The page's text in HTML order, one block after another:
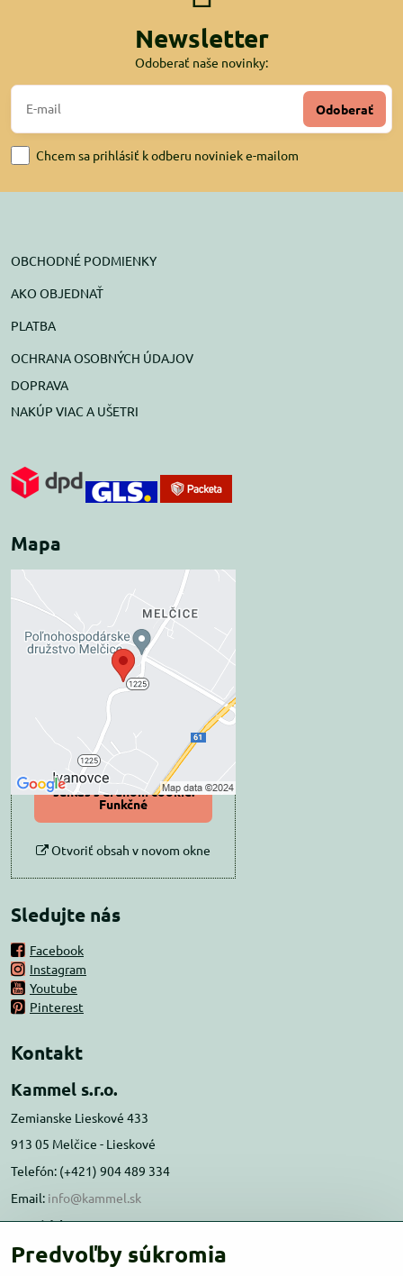
Newsletter
Odoberať naše novinky:
Odoberať
Chcem sa prihlásiť k odberu noviniek e-mailom
OBCHODNÉ PODMIENKY
AKO OBJEDNAŤ
PLATBA
OCHRANA OSOBNÝCH ÚDAJOV
DOPRAVA
NAKÚP VIAC A UŠETRI
Mapa
Externý obsah je
blokovaný Voľbami
súkromia
Prajete si načítať externý obsah?
Povoliť tentokrát
Povoliť a zapamätať -
súhlas s druhom cookie:
Funkčné
Otvoriť obsah v novom okne
Sledujte nás
Facebook
Instagram
Youtube
Pinterest
Kontakt
Kammel s.r.o.
Zemianske Lieskové 433
913 05 Melčice - Lieskové
Telefón: (+421) 904 489 334
Email: info@kammel.sk
Prevádzka:
Administratívna budova PD Melčice
Predvoľby súkromia